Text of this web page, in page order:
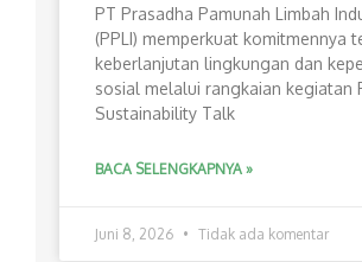
PT Prasadha Pamunah Limbah
(PPLI) memperkuat komitmennya
keberlanjutan lingkungan dan
sosial melalui rangkaian kegiatan
Sustainability Talk
BACA SELENGKAPNYA »
Juni 8, 2026 Tidak ada komentar